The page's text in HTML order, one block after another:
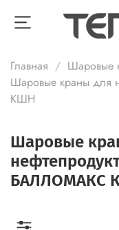
Главная Шаровые
Шаровые краны для
КШН
Шаровые
БАЛЛОМАКС